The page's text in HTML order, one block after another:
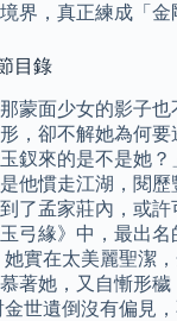
界，真正練成「金
目錄
蒙面少女的影子也
，卻不解她為何
釵來的是不是她
他慣走江湖，閱歷
了孟家莊內，或許
弓緣》中，最出
實在太美麗聖潔
著她，又自慚形
世遺倒沒有偏見